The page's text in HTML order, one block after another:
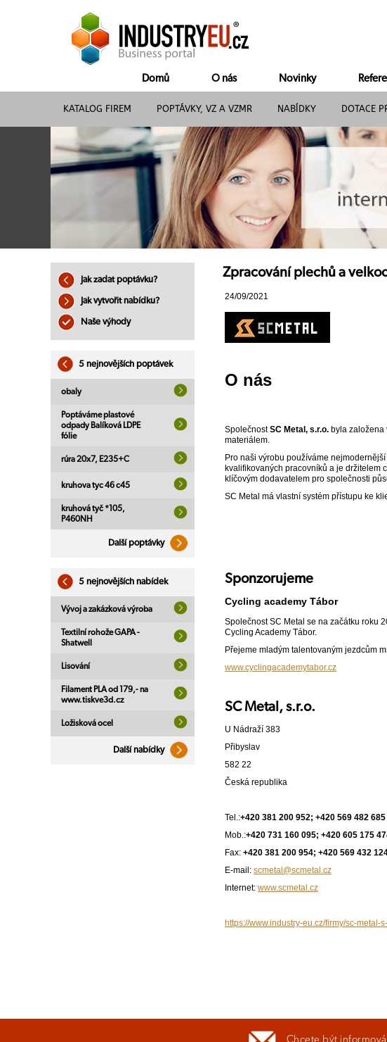
Domů O nás Novinky
KATALOG FIREM POPTÁVKY, VZ A VZMR NABÍDKY DOTACE
Jak zadat poptávku?
Jak vytvořit nabídku?
Naše výhody
5 nejnovějších poptávek
obaly
Poptáváme plastové
odpady Balíková LDPE
fólie
rúra 20x7, E235+C
kruhova tyc 46 c45
kruhová tyč *105,
P460NH
Další poptávky
5 nejnovějších nabídek
Vývoj a zakázková výroba
Textilní rohože GAPA -
Shatwell
Lisování
Filament PLA od 179,- na
www.tiskve3d.cz
Ložisková ocel
Další nabídky
Zpracování plechů a
24/09/2021
O nás
SpolečnostSC Metal, s.r.o. byla založena
materiálem.
Pro naši výrobu používáme
kvalifikovaných pracovníků a je držitelem
klíčovým dodavatelem pro společnosti
SC Metal má vlastní systém přístupu ke
Sponzorujeme
Cycling academy Tábor
Společnost SC Metal se na začátku roku
Cycling Academy Tábor.
Přejeme mladým talentovaným jezdcům
www.cyclingacademytabor.cz
SC Metal, s.r.o.
U Nádraží 383
Přibyslav
582 22
Česká republika
Tel.:+420 381 200 952; +420 569 482 685
Mob.:+420 731 160 095; +420 605 175
Fax: +420 381 200 954; +420 569 432
E-mail: scmetal@scmetal.cz
Internet: www.scmetal.cz
https://www.industry-eu.cz/firmy/sc-metal-
Chcete být